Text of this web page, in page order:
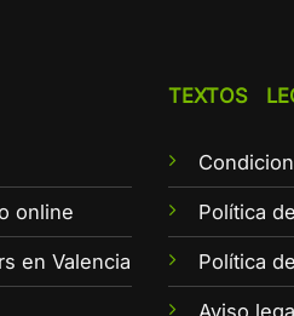
online
en Valencia
TEXTOS
Política
Política
Aviso